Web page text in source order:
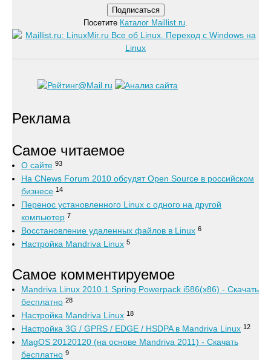
Посетите Каталог Maillist.ru.
Реклама
Самое читаемое
О сайте 93
На CNews Forum 2010 обсудят Open Source в российском
бизнесе 14
Перенос установленного Linux с одного на другой
компьютер 7
Восстановление удаленных файлов в Linux 6
Настройка Mandriva Linux 5
Самое комментируемое
Mandriva Linux 2010.1 Spring Powerpack i586(x86) - Скачать
бесплатно 28
Настройка Mandriva Linux 18
Настройка 3G / GPRS / EDGE / HSDPA в Mandriva Linux 12
MagOS 20120120 (на основе Mandriva 2011) - Скачать
бесплатно 9